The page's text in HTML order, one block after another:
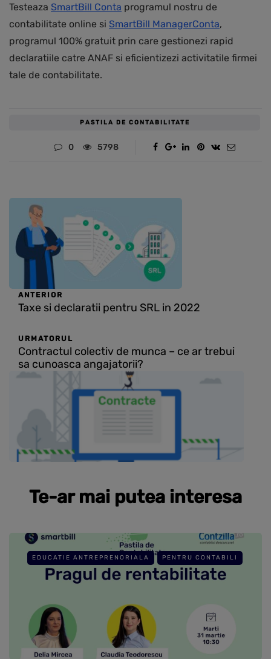
Testeaza SmartBill Conta programul nostru de
contabilitate online si SmartBill ManagerConta,
programul 100% gratuit prin care gestionezi rapid
declaratiile catre ANAF si eficientizezi activitatile firmei
tale de contabilitate.
PASTILA DE CONTABILITATE
0 5798
ANTERIOR
Taxe si declaratii pentru SRL in 2022
URMATORUL
Contractul colectiv de munca – ce ar trebui
sa cunoasca angajatorii?
Te-ar mai putea interesa
EDUCATIE ANTREPRENORIALA PENTRU CONTABILI